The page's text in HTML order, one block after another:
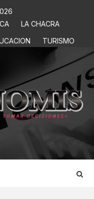
LA CHACRA
TURISMO